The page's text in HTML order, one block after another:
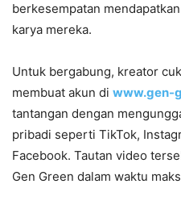
berkesempatan
karya mereka.
Untuk bergabung, kreator
membuat akun di www.gen-
tantangan dengan
pribadi seperti TikTok,
Facebook. Tautan video
Gen Green dalam waktu